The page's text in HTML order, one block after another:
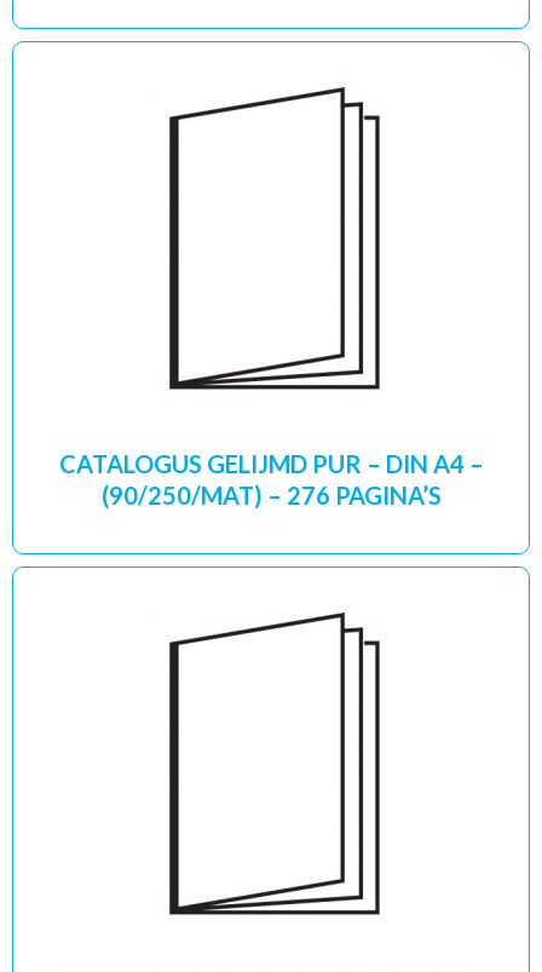
CATALOGUS GELIJMD PUR – DIN A4 –
(90/250/MAT) – 276 PAGINA’S